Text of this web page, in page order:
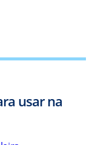
usar na